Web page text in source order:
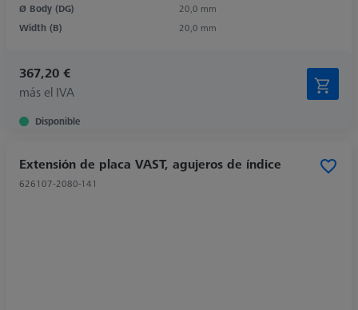
Ø Body (DG)
20,0 mm
Width (B)
20,0 mm
367,20 €
más el IVA
Disponible
Extensión de placa VAST, agujeros de índice
626107-2080-141